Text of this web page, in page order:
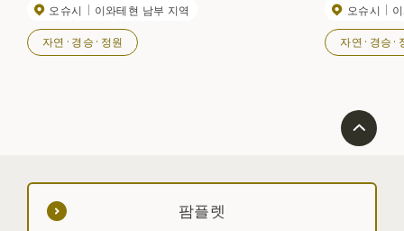
오슈시
이와테현 남부 지역
자연·경승·정원
63-1124
오슈시
자연·경승·
팜플렛